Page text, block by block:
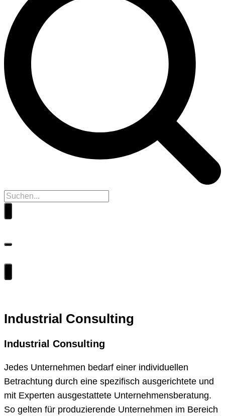
Industrial Consulting
Industrial Consulting
Jedes Unternehmen bedarf einer individuellen
Betrachtung durch eine spezifisch ausgerichtete und
mit Experten ausgestattete Unternehmensberatung.
So gelten für produzierende Unternehmen im Bereich